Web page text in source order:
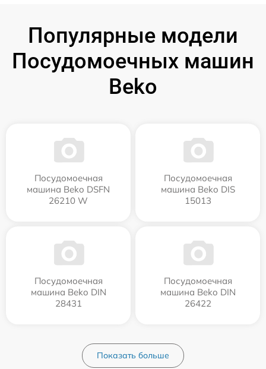
Популярные модели
Посудомоечных машин
Beko
Посудомоечная
машина Beko DSFN
26210 W
Посудомоечная
машина Beko DIS
15013
Посудомоечная
машина Beko DIN
28431
Посудомоечная
машина Beko DIN
26422
Показать больше